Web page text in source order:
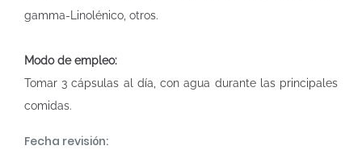
gamma-Linolénico, otros.
Modo de empleo:
Tomar 3 cápsulas al día, con agua durante las principales
comidas.
Fecha revisión: